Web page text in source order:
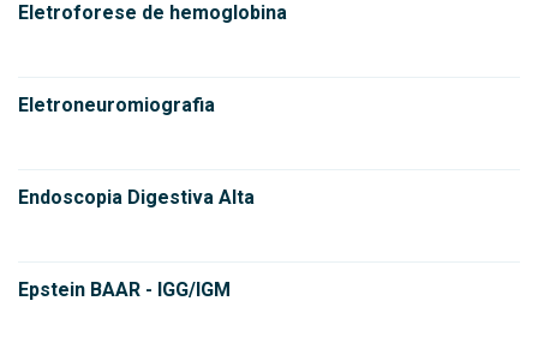
Eletroforese de hemoglobina
Eletroneuromiografia
Endoscopia Digestiva Alta
Epstein BAAR - IGG/IGM